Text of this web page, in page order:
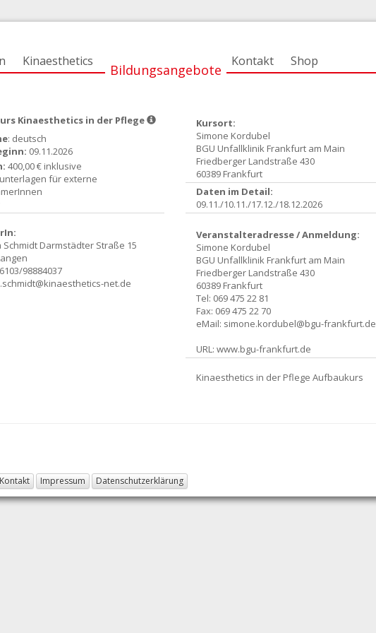
Kinaesthetics
Bildungsangebote
Kontakt Shop
Kinaesthetics in der Pflege
: deutsch
09.11.2026
400,00 € inklusive
für externe
Schmidt Darmstädter Straße 15
98884037
net.de
Kursort:
Simone Kordubel
BGU Unfallklinik Frankfurt am Main
Friedberger Landstraße 430
60389 Frankfurt
Daten im Detail:
09.11./10.11./17.12./18.12.2026
Veranstalteradresse / Anmeldung:
Simone Kordubel
BGU Unfallklinik Frankfurt am Main
Friedberger Landstraße 430
60389 Frankfurt
Tel: 069 475 22 81
Fax: 069 475 22 70
eMail: simone.kordubel@bgu-frankfurt.de
URL: www.bgu-frankfurt.de
Kinaesthetics in der Pflege Aufbaukurs
Kontakt Impressum Datenschutzerklärung